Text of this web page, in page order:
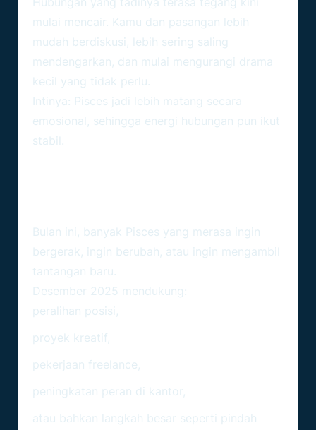
mulai mencair. Kamu dan pasangan lebih
mudah berdiskusi, lebih sering saling
mendengarkan, dan mulai mengurangi drama
kecil yang tidak perlu.
Intinya: Pisces jadi lebih matang secara
emosional, sehingga energi hubungan pun ikut
stabil.
Bulan ini, banyak Pisces yang merasa ingin
bergerak, ingin berubah, atau ingin mengambil
tantangan baru.
Desember 2025 mendukung:
peralihan posisi,
proyek kreatif,
pekerjaan freelance,
peningkatan peran di kantor,
atau bahkan langkah besar seperti pindah